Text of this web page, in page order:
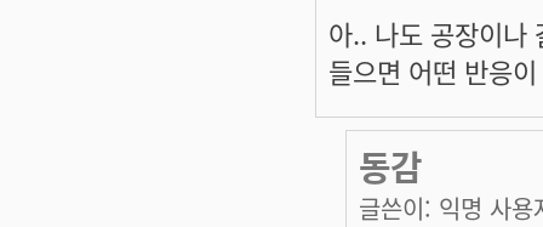
아.. 나도 공장이나
들으면 어떤 반응
동감
글쓴이: 익명 사용